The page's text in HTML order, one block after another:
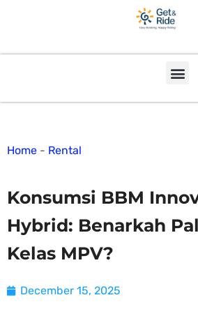
Home - Rental
Konsumsi BBM
Hybrid: Benarkah
Kelas MPV?
December 15, 2025